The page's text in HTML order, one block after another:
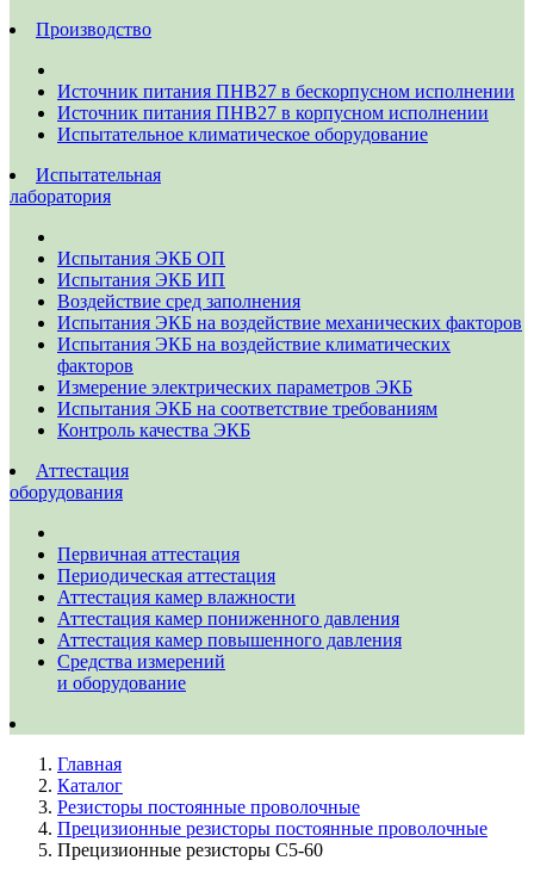
Производство
Источник питания ПНВ27 в бескорпусном исполнении
Источник питания ПНВ27 в корпусном исполнении
Испытательное климатическое оборудование
Испытательная
лаборатория
Испытания ЭКБ ОП
Испытания ЭКБ ИП
Воздействие сред заполнения
Испытания ЭКБ на воздействие механических факторов
Испытания ЭКБ на воздействие климатических
факторов
Измерение электрических параметров ЭКБ
Испытания ЭКБ на соответствие требованиям
Контроль качества ЭКБ
Аттестация
оборудования
Первичная аттестация
Периодическая аттестация
Аттестация камер влажности
Аттестация камер пониженного давления
Аттестация камер повышенного давления
Средства измерений
и оборудование
Главная
Каталог
Резисторы постоянные проволочные
Прецизионные резисторы постоянные проволочные
Прецизионные резисторы С5-60